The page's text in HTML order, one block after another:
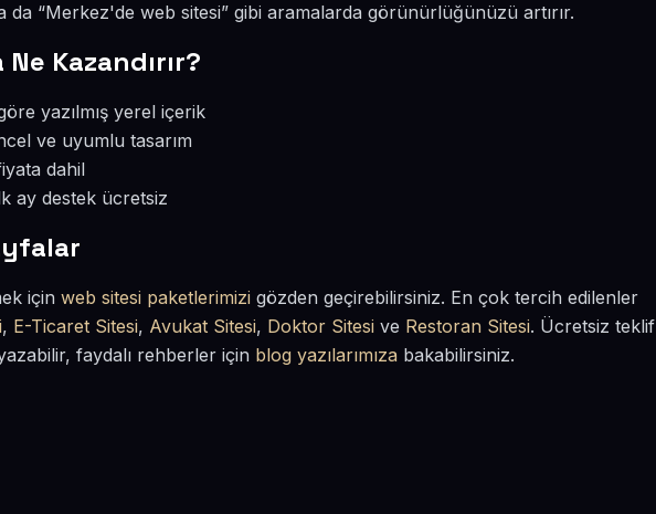
da “Merkez'de web sitesi” gibi aramalarda görünürlüğünüzü artırır.
Kazandırır?
yazılmış yerel içerik
ve uyumlu tasarım
dahil
ay destek ücretsiz
için web sitesi paketlerimizi gözden geçirebilirsiniz. En çok tercih edilenler
, E-Ticaret Sitesi, Avukat Sitesi, Doktor Sitesi ve Restoran Sitesi. Ücretsiz teklif
faydalı rehberler için blog yazılarımıza bakabilirsiniz.